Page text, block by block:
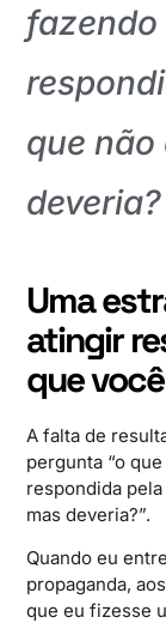
fazendo
que
Uma
atingir
que
A falta de
pergunta “o
respondida
mas deveria?”.
Quando eu
propaganda,
que eu fizesse